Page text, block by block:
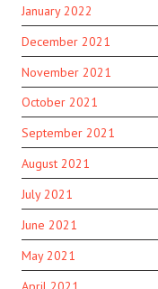
January 2022
December 2021
November 2021
October 2021
September 2021
August 2021
July 2021
June 2021
May 2021